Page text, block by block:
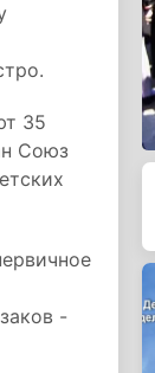
35
Союз
-